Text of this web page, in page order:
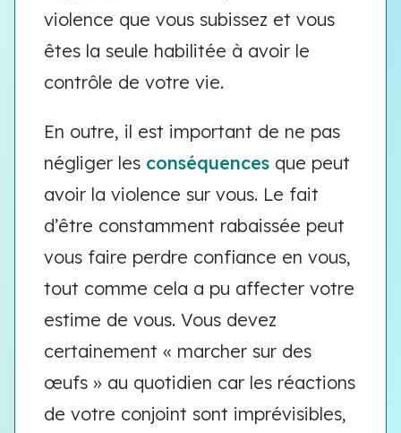
violence que vous subissez et vous
êtes la seule habilitée à avoir le
contrôle de votre vie.
En outre, il est important de ne pas
négliger les conséquences que peut
avoir la violence sur vous. Le fait
d’être constamment rabaissée peut
vous faire perdre confiance en vous,
tout comme cela a pu affecter votre
estime de vous. Vous devez
certainement « marcher sur des
œufs » au quotidien car les réactions
de votre conjoint sont imprévisibles,